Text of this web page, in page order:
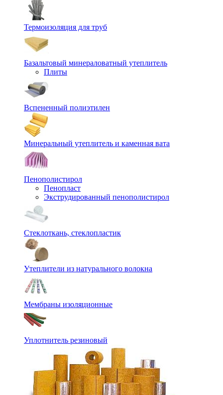
Термоизоляция для труб
Базальтовый минераловатный утеплитель
Плиты
Вспененный полиэтилен
Минеральный утеплитель и каменная вата
Пенополистирол
Пенопласт
Экструдированный пенополистирол
Стеклоткань, стеклопластик
Утеплители из натурального волокна
Мембраны изоляционные
Уплотнитель резиновый